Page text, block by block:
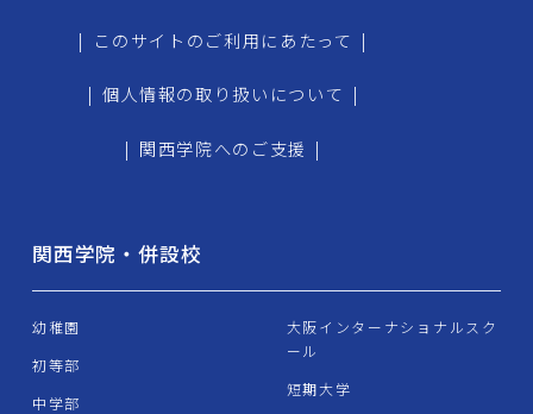
| このサイトのご利用にあたって |
| 個人情報の取り扱いについて |
| 関西学院へのご支援 |
関西学院・併設校
幼稚園
初等部
中学部
大阪インターナショナルスク
ール
短期大学